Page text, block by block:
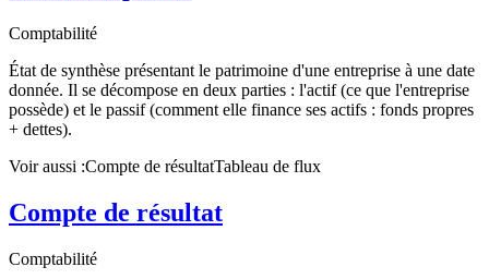
Comptabilité
État de synthèse présentant le patrimoine d'une entreprise à une date
donnée. Il se décompose en deux parties : l'actif (ce que l'entreprise
possède) et le passif (comment elle finance ses actifs : fonds propres
+ dettes).
Voir aussi :Compte de résultatTableau de flux
Compte de résultat
Comptabilité